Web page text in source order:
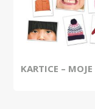
KARTICE –